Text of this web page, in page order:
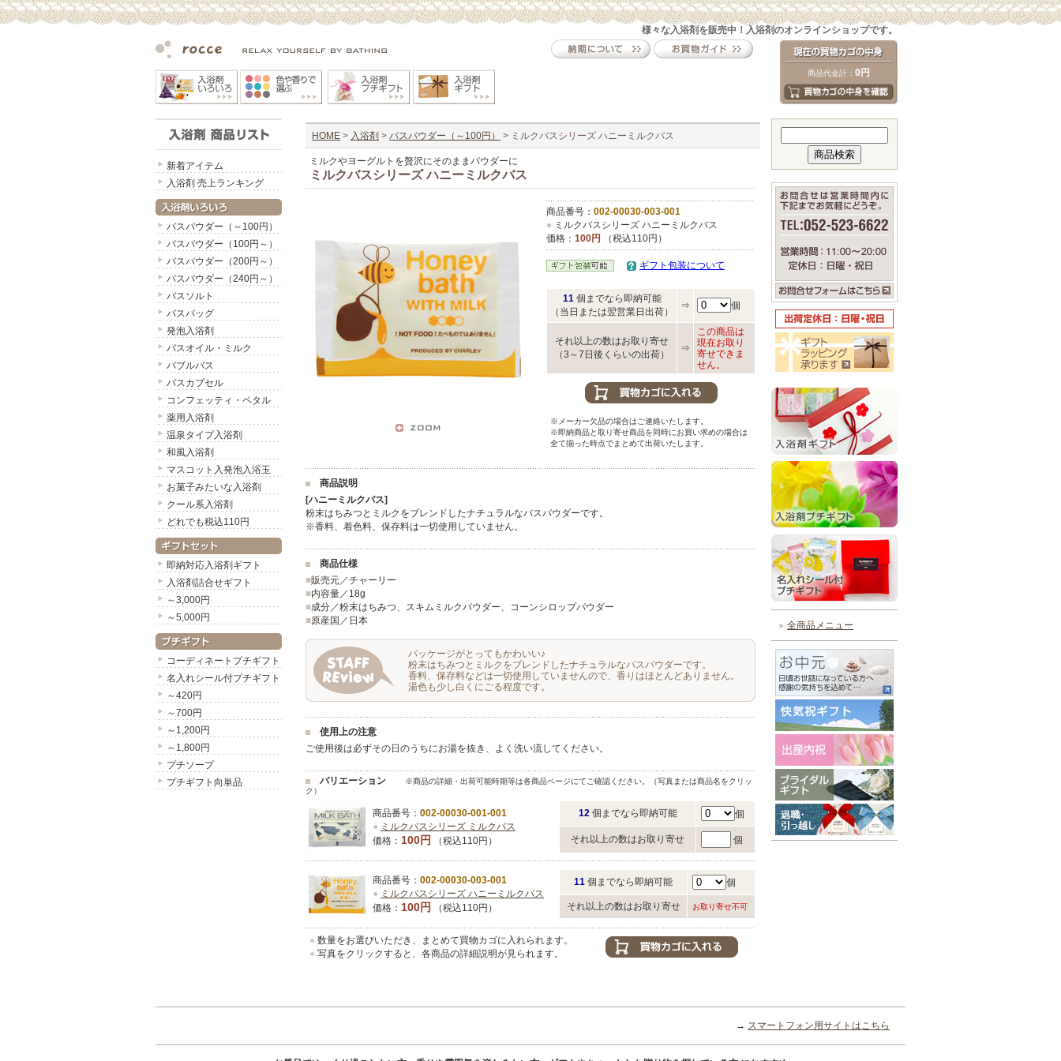
様々な入浴剤を販売中！入浴剤のオンラインショップです。
商品代金計： 0円
新着アイテム
入浴剤 売上ランキング
バスパウダー（～100円）
バスパウダー（100円～）
バスパウダー（200円～）
バスパウダー（240円～）
バスソルト
バスバッグ
発泡入浴剤
バスオイル・ミルク
バブルバス
バスカプセル
コンフェッティ・ペタル
薬用入浴剤
温泉タイプ入浴剤
和風入浴剤
マスコット入発泡入浴玉
お菓子みたいな入浴剤
クール系入浴剤
どれでも税込110円
即納対応入浴剤ギフト
入浴剤詰合せギフト
～3,000円
～5,000円
コーディネートプチギフト
名入れシール付プチギフト
～420円
～700円
～1,200円
～1,800円
プチソープ
プチギフト向単品
HOME > 入浴剤 > バスパウダー（～100円） > ミルクバスシリーズ ハニーミルクバス
ミルクやヨーグルトを贅沢にそのままパウダーに
ミルクバスシリーズ ハニーミルクバス
商品番号： 002-00030-003-001
● ミルクバスシリーズ ハニーミルクバス
価格： 100円 （税込110円）
ギフト包装について
11 個までなら即納可能
（当日または翌営業日出荷）
⇒ 個
それ以上の数はお取り寄せ
（3～7日後くらいの出荷）
⇒
この商品は
現在お取り
寄せできま
せん。
※メーカー欠品の場合はご連絡いたします。
※即納商品と取り寄せ商品を同時にお買い求めの場合は
全て揃った時点でまとめて出荷いたします。
商品説明
[ハニーミルクバス]
粉末はちみつとミルクをブレンドしたナチュラルなバスパウダーです。
※香料、着色料、保存料は一切使用していません。
商品仕様
■販売元／チャーリー
■内容量／18g
■成分／粉末はちみつ、スキムミルクパウダー、コーンシロップパウダー
■原産国／日本
パッケージがとってもかわいい♪
粉末はちみつとミルクをブレンドしたナチュラルなバスパウダーです。
香料、保存料などは一切使用していませんので、香りはほとんどありません。
湯色も少し白くにごる程度です。
使用上の注意
ご使用後は必ずその日のうちにお湯を抜き、よく洗い流してください。
バリエーション
※商品の詳細・出荷可能時期等は各商品ページにてご確認ください。（写真または商品名をクリッ
ク）
商品番号： 002-00030-001-001
● ミルクバスシリーズ ミルクバス
価格： 100円 （税込110円）
12 個までなら即納可能 個
それ以上の数はお取り寄せ 個
商品番号： 002-00030-003-001
● ミルクバスシリーズ ハニーミルクバス
価格： 100円 （税込110円）
11 個までなら即納可能 個
それ以上の数はお取り寄せ お取り寄せ不可
● 数量をお選びいただき、まとめて買物カゴに入れられます。
● 写真をクリックすると、各商品の詳細説明が見られます。
全商品メニュー
→ スマートフォン用サイトはこちら